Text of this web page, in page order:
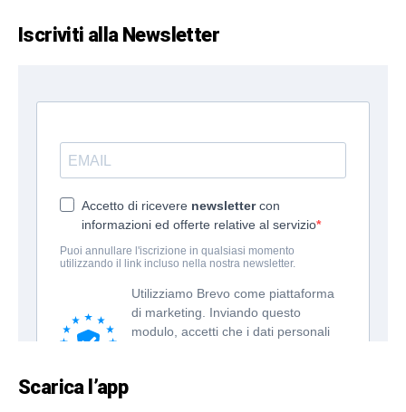
Iscriviti alla Newsletter
Scarica l’app